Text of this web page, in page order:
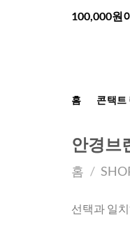
100,000원
홈 콘택트
안경브
홈 /
선택과 일